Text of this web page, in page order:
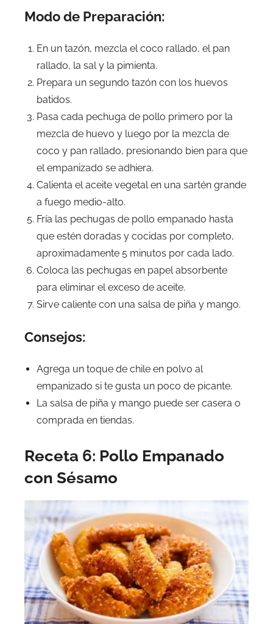
Modo de Preparación:
En un tazón, mezcla el coco rallado, el pan
rallado, la sal y la pimienta.
Prepara un segundo tazón con los huevos
batidos.
Pasa cada pechuga de pollo primero por la
mezcla de huevo y luego por la mezcla de
coco y pan rallado, presionando bien para que
el empanizado se adhiera.
Calienta el aceite vegetal en una sartén grande
a fuego medio-alto.
Fría las pechugas de pollo empanado hasta
que estén doradas y cocidas por completo,
aproximadamente 5 minutos por cada lado.
Coloca las pechugas en papel absorbente
para eliminar el exceso de aceite.
Sirve caliente con una salsa de piña y mango.
Consejos:
Agrega un toque de chile en polvo al
empanizado si te gusta un poco de picante.
La salsa de piña y mango puede ser casera o
comprada en tiendas.
Receta 6: Pollo Empanado
con Sésamo